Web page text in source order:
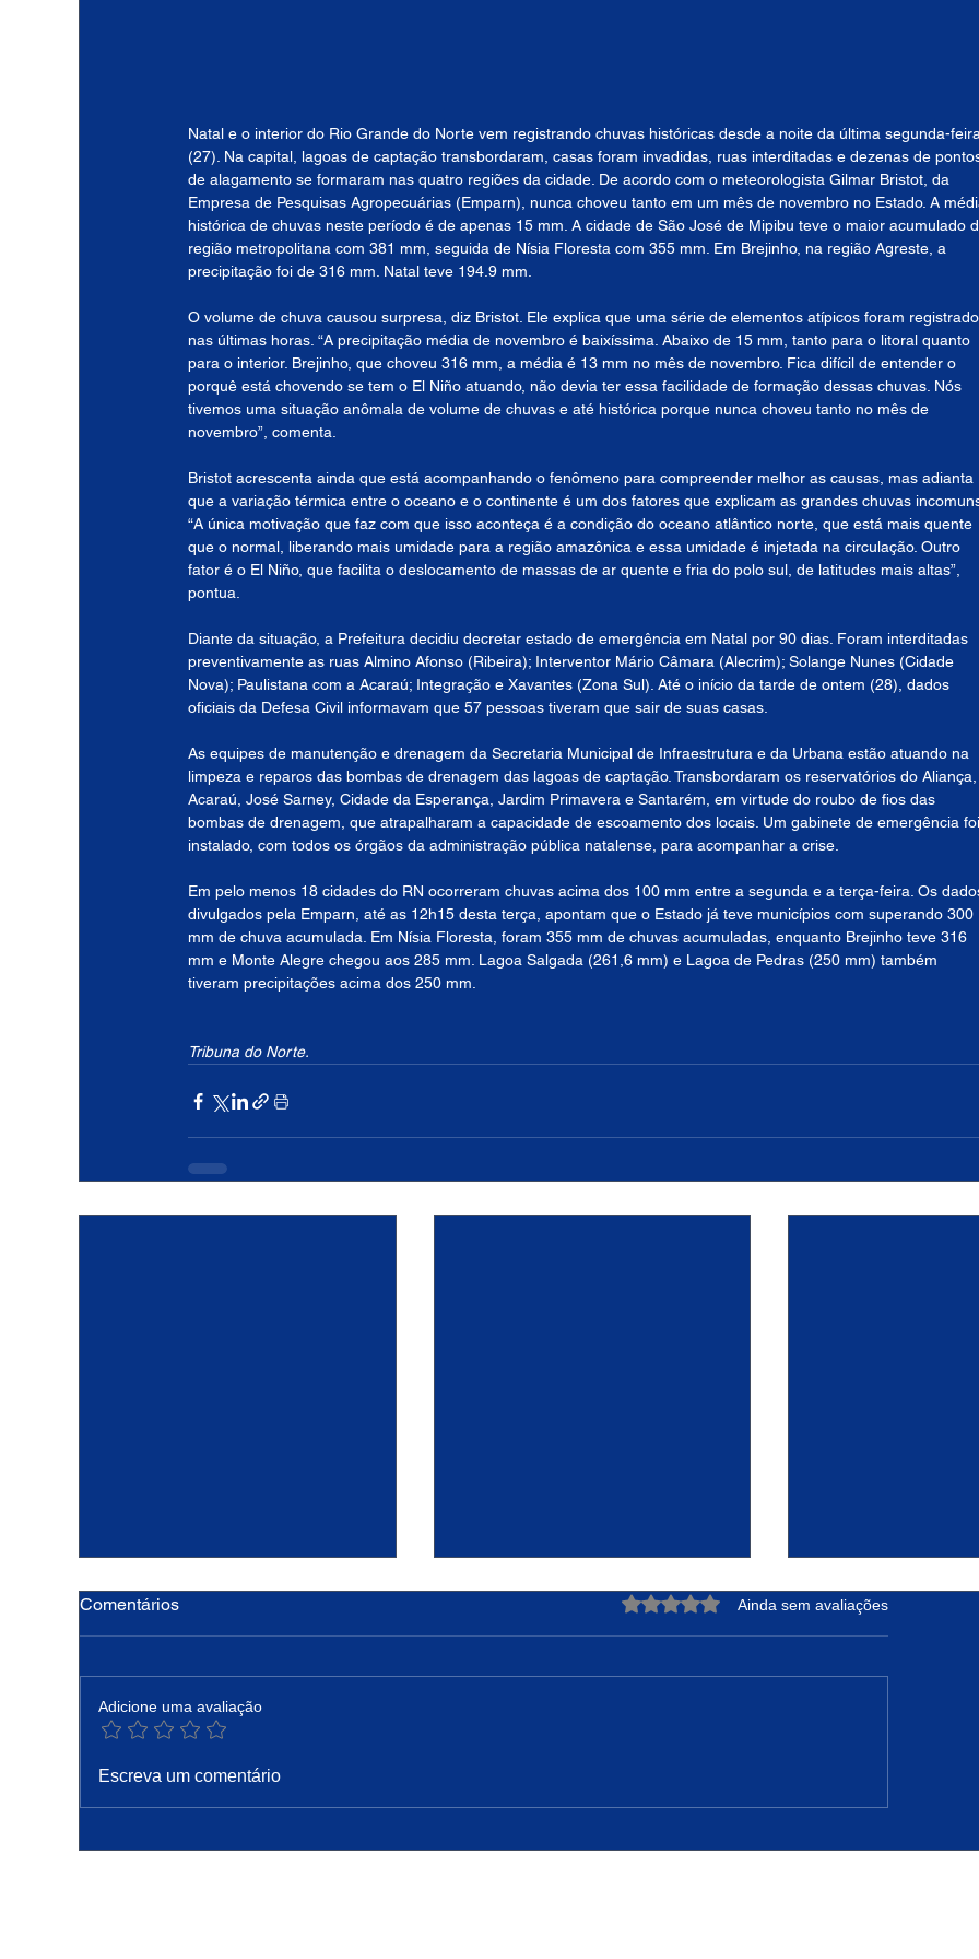
Natal e o interior do Rio Grande do Norte vem registrando chuvas históricas desde a noite da última segunda-
(27). Na capital, lagoas de captação transbordaram, casas foram invadidas, ruas interditadas e dezenas de
de alagamento se formaram nas quatro regiões da cidade. De acordo com o meteorologista Gilmar Bristot, da
Empresa de Pesquisas Agropecuárias (Emparn), nunca choveu tanto em um mês de novembro no Estado. A
histórica de chuvas neste período é de apenas 15 mm. A cidade de São José de Mipibu teve o maior acumulado
região metropolitana com 381 mm, seguida de Nísia Floresta com 355 mm. Em Brejinho, na região Agreste, a
precipitação foi de 316 mm. Natal teve 194.9 mm.
O volume de chuva causou surpresa, diz Bristot. Ele explica que uma série de elementos atípicos foram
nas últimas horas. “A precipitação média de novembro é baixíssima. Abaixo de 15 mm, tanto para o litoral quanto
para o interior. Brejinho, que choveu 316 mm, a média é 13 mm no mês de novembro. Fica difícil de entender o
porquê está chovendo se tem o El Niño atuando, não devia ter essa facilidade de formação dessas chuvas. Nós
tivemos uma situação anômala de volume de chuvas e até histórica porque nunca choveu tanto no mês de
novembro”, comenta.
Bristot acrescenta ainda que está acompanhando o fenômeno para compreender melhor as causas, mas adianta
que a variação térmica entre o oceano e o continente é um dos fatores que explicam as grandes chuvas
“A única motivação que faz com que isso aconteça é a condição do oceano atlântico norte, que está mais quente
que o normal, liberando mais umidade para a região amazônica e essa umidade é injetada na circulação. Outro
fator é o El Niño, que facilita o deslocamento de massas de ar quente e fria do polo sul, de latitudes mais altas”,
pontua.
Diante da situação, a Prefeitura decidiu decretar estado de emergência em Natal por 90 dias. Foram interditadas
preventivamente as ruas Almino Afonso (Ribeira); Interventor Mário Câmara (Alecrim); Solange Nunes (Cidade
Nova); Paulistana com a Acaraú; Integração e Xavantes (Zona Sul). Até o início da tarde de ontem (28), dados
oficiais da Defesa Civil informavam que 57 pessoas tiveram que sair de suas casas.
As equipes de manutenção e drenagem da Secretaria Municipal de Infraestrutura e da Urbana estão atuando na
limpeza e reparos das bombas de drenagem das lagoas de captação. Transbordaram os reservatórios do Aliança,
Acaraú, José Sarney, Cidade da Esperança, Jardim Primavera e Santarém, em virtude do roubo de fios das
bombas de drenagem, que atrapalharam a capacidade de escoamento dos locais. Um gabinete de emergência foi
instalado, com todos os órgãos da administração pública natalense, para acompanhar a crise.
Em pelo menos 18 cidades do RN ocorreram chuvas acima dos 100 mm entre a segunda e a terça-feira. Os
divulgados pela Emparn, até as 12h15 desta terça, apontam que o Estado já teve municípios com superando 300
mm de chuva acumulada. Em Nísia Floresta, foram 355 mm de chuvas acumuladas, enquanto Brejinho teve 316
mm e Monte Alegre chegou aos 285 mm. Lagoa Salgada (261,6 mm) e Lagoa de Pedras (250 mm) também
tiveram precipitações acima dos 250 mm.
Tribuna do Norte.
Hoje a Igreja celebra são
Comentários Avaliado com 0 de 5 estrelas.
Ainda sem avaliações
Adicione uma avaliação
Escreva um comentário